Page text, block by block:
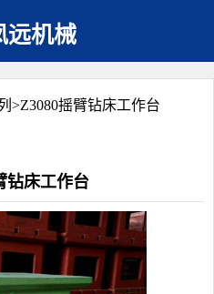
远机械
>Z3080摇臂钻床工作台
钻床工作台